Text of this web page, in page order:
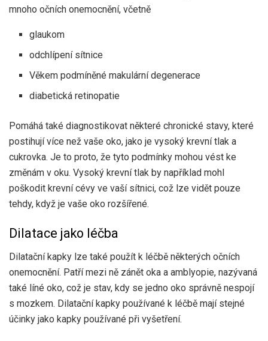
mnoho očních onemocnění, včetně
glaukom
odchlípení sítnice
Věkem podmíněné makulární degenerace
diabetická retinopatie
Pomáhá také diagnostikovat některé chronické stavy, které
postihují více než vaše oko, jako je vysoký krevní tlak a
cukrovka. Je to proto, že tyto podmínky mohou vést ke
změnám v oku. Vysoký krevní tlak by například mohl
poškodit krevní cévy ve vaší sítnici, což lze vidět pouze
tehdy, když je vaše oko rozšířené.
Dilatace jako léčba
Dilatační kapky lze také použít k léčbě některých očních
onemocnění. Patří mezi ně zánět oka a amblyopie, nazývaná
také líné oko, což je stav, kdy se jedno oko správně nespojí
s mozkem. Dilatační kapky používané k léčbě mají stejné
účinky jako kapky používané při vyšetření.